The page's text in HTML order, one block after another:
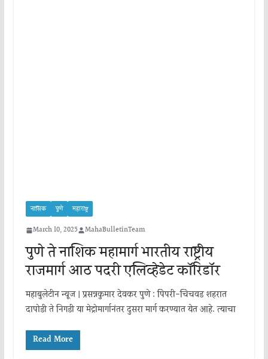
नासिक पुणे महाराष्ट्र
March 10, 2025 MahaBulletinTeam
पुणे ते नाशिक महामार्ग भारतीय राष्ट्रीय
राजमार्ग आठ पदरी एलिव्हेडेट कॉरिडॉर
महाबुलेटीन न्यूज | प्रसन्नकुमार देवकर पुणे : पिंपरी-चिंचवड शहरात
दापोडी ते निगडी या मेट्रोमार्गानंतर दुसरा मार्ग करण्यात येत आहे. त्याचा
Read More